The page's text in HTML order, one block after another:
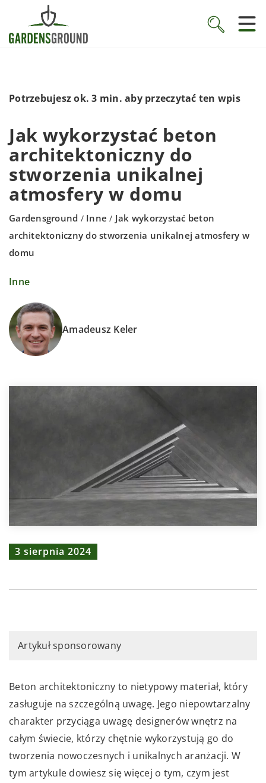
Potrzebujesz ok. 3 min. aby przeczytać ten wpis
Jak wykorzystać beton
architektoniczny do
stworzenia unikalnej
atmosfery w domu
Gardensground / Inne / Jak wykorzystać beton
architektoniczny do stworzenia unikalnej atmosfery w
domu
Inne
Amadeusz Keler
3 sierpnia 2024
Artykuł sponsorowany
Beton architektoniczny to nietypowy materiał, który
zasługuje na szczególną uwagę. Jego niepowtarzalny
charakter przyciąga uwagę designerów wnętrz na
całym świecie, którzy chętnie wykorzystują go do
tworzenia nowoczesnych i unikalnych aranżacji. W
tym artykule dowiesz się więcej o tym, czym jest